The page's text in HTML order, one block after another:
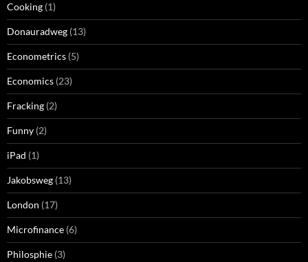
Cooking (1)
Donauradweg (13)
Econometrics (5)
Economics (23)
Fracking (2)
Funny (2)
iPad (1)
Jakobsweg (13)
London (17)
Microfinance (6)
Philosphie (3)